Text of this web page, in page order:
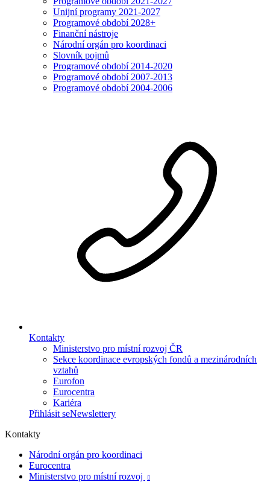
Unijní programy 2021-2027
Programové období 2028+
Finanční nástroje
Národní orgán pro koordinaci
Slovník pojmů
Programové období 2014-2020
Programové období 2007-2013
Programové období 2004-2006
Kontakty
Ministerstvo pro místní rozvoj ČR
Sekce koordinace evropských fondů a mezinárodních
vztahů
Eurofon
Eurocentra
Kariéra
Přihlásit seNewslettery
Kontakty
Národní orgán pro koordinaci
Eurocentra
Ministerstvo pro místní rozvoj
